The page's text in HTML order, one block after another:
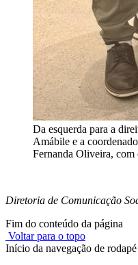
Da esquerda para a
Amábile e a
Fernanda Oliveira,
Diretoria de Comunicação
Fim do conteúdo da página
Voltar para o topo
Início da navegação de rodapé